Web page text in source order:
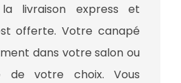
livraison express et
offerte. Votre canapé
dans votre salon ou
de votre choix. Vous